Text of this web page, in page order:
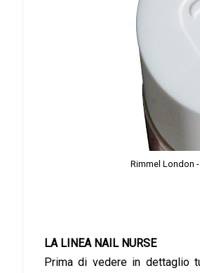
Rimmel London
LA LINEA NAIL NURSE
Prima di vedere in dettaglio